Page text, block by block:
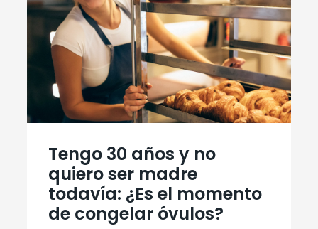
Tengo 30 años y no
quiero ser madre
todavía: ¿Es el momento
de congelar óvulos?